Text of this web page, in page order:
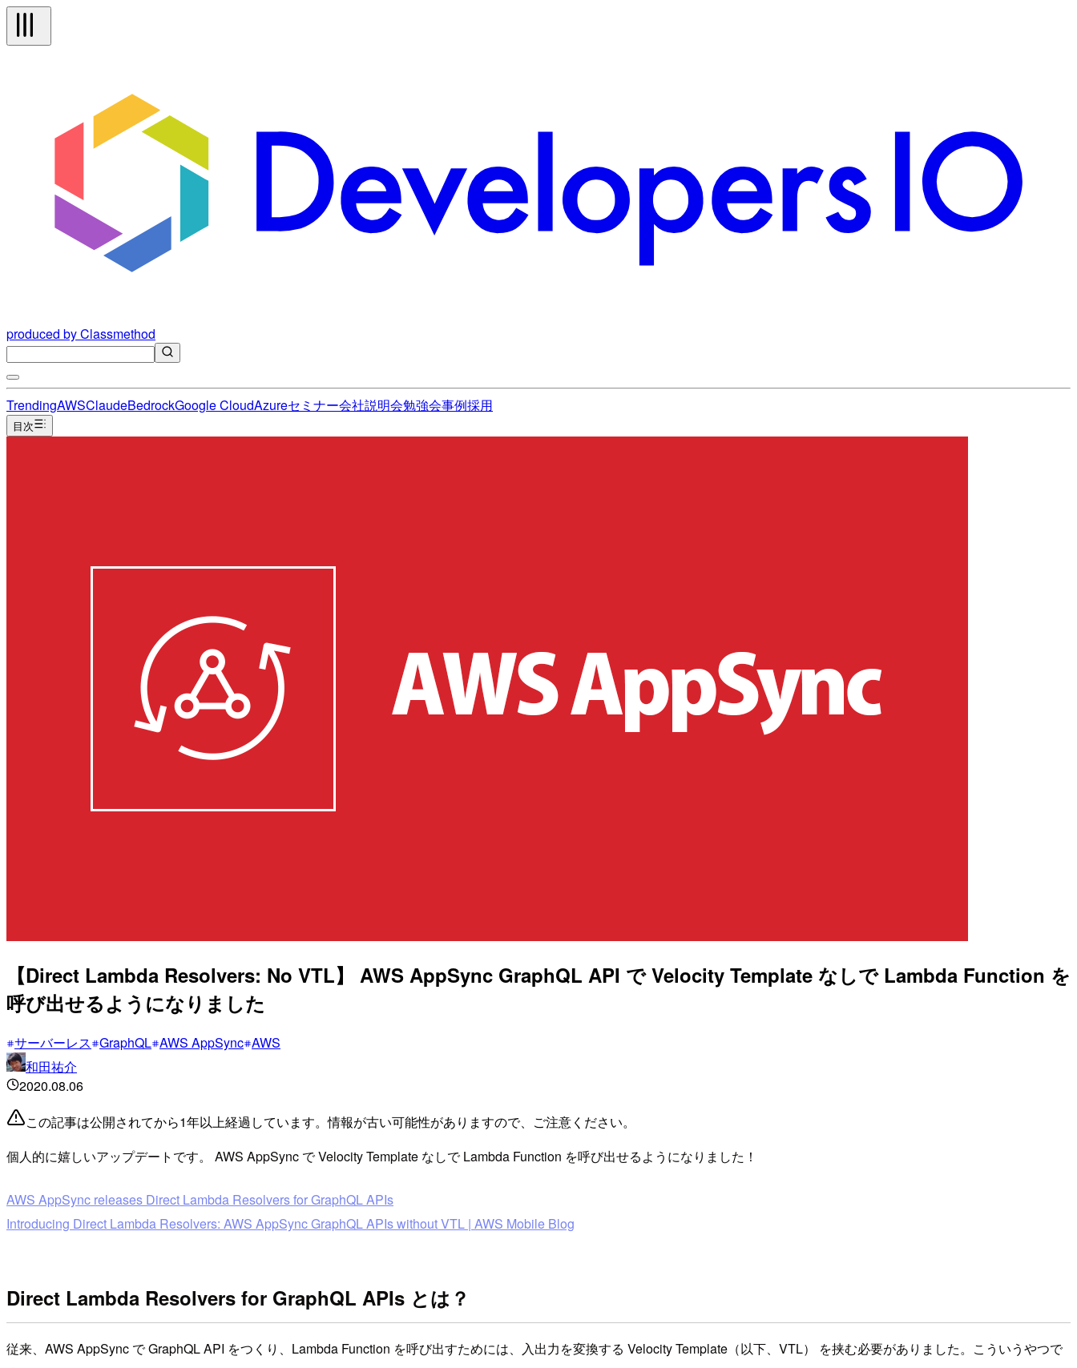
produced by Classmethod
TrendingAWSClaudeBedrockGoogle CloudAzureセミナー会社説明会勉強会事例採用
目次
【Direct Lambda Resolvers: No VTL】 AWS AppSync GraphQL API で Velocity Template なしで Lambda Function を
呼び出せるようになりました
サーバーレス GraphQL AWS AppSync AWS
和田祐介
2020.08.06
この記事は公開されてから1年以上経過しています。情報が古い可能性がありますので、ご注意ください。
個人的に嬉しいアップデートです。 AWS AppSync で Velocity Template なしで Lambda Function を呼び出せるようになりました！
AWS AppSync releases Direct Lambda Resolvers for GraphQL APIs
Introducing Direct Lambda Resolvers: AWS AppSync GraphQL APIs without VTL | AWS Mobile Blog
Direct Lambda Resolvers for GraphQL APIs とは？
従来、AWS AppSync で GraphQL API をつくり、Lambda Function を呼び出すためには、入出力を変換する Velocity Template（以下、VTL） を挟む必要がありました。こういうやつで